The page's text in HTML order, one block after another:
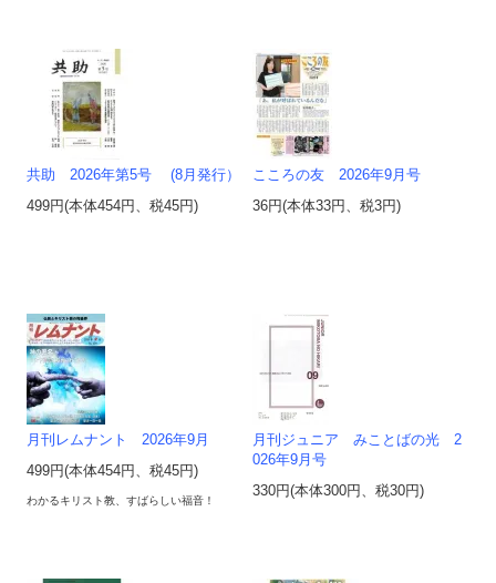
共助 2026年第5号 (8月発行）
499円(本体454円、税45円)
こころの友 2026年9月号
36円(本体33円、税3円)
月刊レムナント 2026年9月
499円(本体454円、税45円)
わかるキリスト教、すばらしい福音！
月刊ジュニア みことばの光 2
026年9月号
330円(本体300円、税30円)